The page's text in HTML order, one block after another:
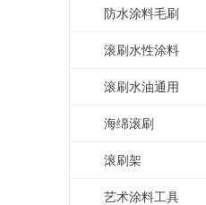
防水涂料毛刷
滚刷水性涂料
滚刷水油通用
海绵滚刷
滚刷架
艺术涂料工具